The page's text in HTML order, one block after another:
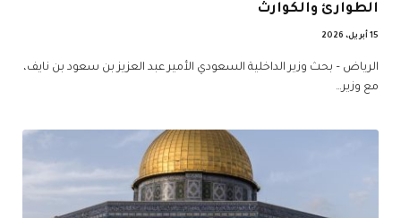
الطوارئ والكوارث
15 أبريل، 2026
الرياض – بحث وزير الداخلية السعودي الأمير عبد العزيز بن سعود بن نايف،
مع وزير…